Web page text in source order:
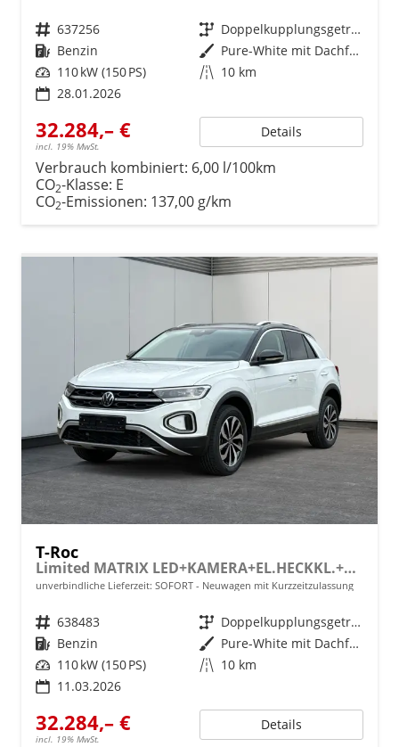
Fahrzeugnr. 637256 Getriebe
Doppelkupplungsgetriebe (DSG)
Kraftstoff Benzin Außenfarbe
Pure-White mit Dachfarbe in Deep Black Perleffekt
Leistung 110 kW (150 PS) Kilometerstand 10 km
28.01.2026
32.284,– €
incl. 19% MwSt.
Details
Verbrauch kombiniert: 6,00 l/100km
CO2-Klasse: E
CO2-Emissionen: 137,00 g/km
T-Roc
Limited MATRIX LED+KAMERA+EL.HECKKL.+PDC+SHZ
unverbindliche Lieferzeit: SOFORT Neuwagen mit Kurzzeitzulassung
Fahrzeugnr. 638483 Getriebe
Doppelkupplungsgetriebe (DSG)
Kraftstoff Benzin Außenfarbe
Pure-White mit Dachfarbe in Deep Black Perleffekt
Leistung 110 kW (150 PS) Kilometerstand 10 km
11.03.2026
32.284,– €
incl. 19% MwSt.
Details